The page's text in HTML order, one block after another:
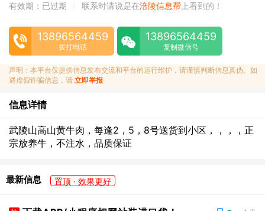
有效期：已过期
联系时请说是在涪陵信息帮 上看到的！
13896564459
拨打电话
13896564459
复制微信号
声明：本平台仅提供信息发布交流和平台的运行维护，请谨慎判断信息真伪。如
遇虚假诈骗信息，请 立即举报
信息详情
武陵山高山黄牛肉，每逢2，5，8号送货到小区，，，，正
宗放养牛，不注水，品质保证
最新信息 置顶 · 效果更好